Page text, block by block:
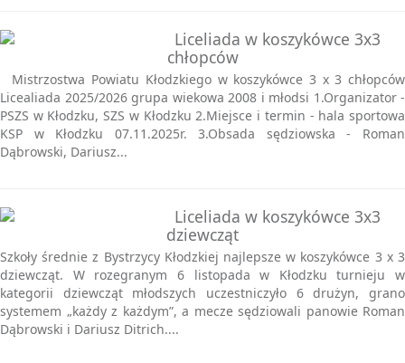
Liceliada w koszykówce 3x3
chłopców
Mistrzostwa Powiatu Kłodzkiego w koszykówce 3 x 3 chłopców
Licealiada 2025/2026 grupa wiekowa 2008 i młodsi 1.Organizator -
PSZS w Kłodzku, SZS w Kłodzku 2.Miejsce i termin - hala sportowa
KSP w Kłodzku 07.11.2025r. 3.Obsada sędziowska - Roman
Dąbrowski, Dariusz...
Liceliada w koszykówce 3x3
dziewcząt
Szkoły średnie z Bystrzycy Kłodzkiej najlepsze w koszykówce 3 x 3
dziewcząt. W rozegranym 6 listopada w Kłodzku turnieju w
kategorii dziewcząt młodszych uczestniczyło 6 drużyn, grano
systemem „każdy z każdym”, a mecze sędziowali panowie Roman
Dąbrowski i Dariusz Ditrich....